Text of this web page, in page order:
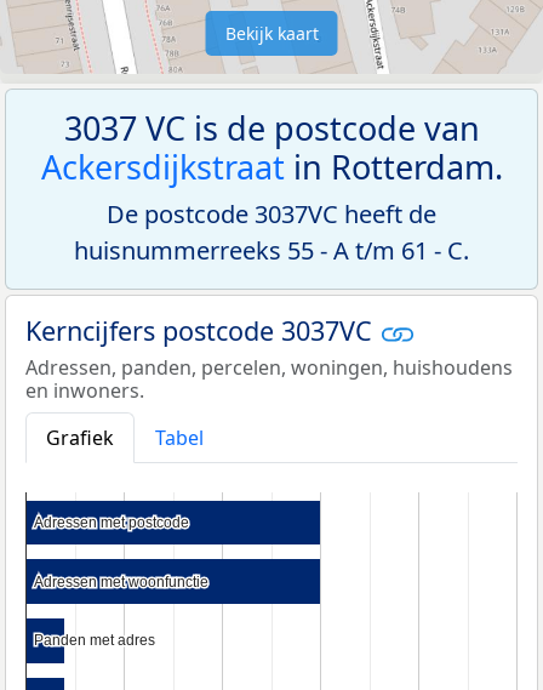
Bekijk kaart
3037 VC is de postcode van
Ackersdijkstraatin Rotterdam.
De postcode 3037VC heeft de
huisnummerreeks 55 - A t/m 61 - C.
Kerncijfers postcode 3037VC
Adressen, panden, percelen, woningen, huishoudens
en inwoners.
Grafiek
Tabel
Adressen met postcode
Adressen met postcode
Adressen met woonfunctie
Adressen met woonfunctie
Panden met adres
Panden met adres